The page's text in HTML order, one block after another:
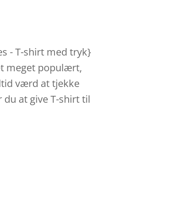
- T-shirt med tryk}
meget populært,
værd at tjekke
at give T-shirt til